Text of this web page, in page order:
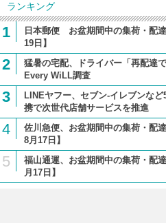
ランキング
1
日本郵便 お盆期間中の集荷・配
19日】
2
猛暑の宅配、ドライバー「再配達
Every WiLL調査
3
LINEヤフー、セブン-イレブンな
携で次世代店舗サービスを推進
4
佐川急便、お盆期間中の集荷・配
8月17日】
5
福山通運、お盆期間中の集荷・配
月17日】